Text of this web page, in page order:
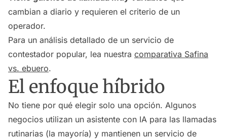
cambian a diario y requieren el criterio de un
operador.
Para un análisis detallado de un servicio de
contestador popular, lea nuestra comparativa Safina
vs. ebuero.
El enfoque híbrido
No tiene por qué elegir solo una opción. Algunos
negocios utilizan un asistente con IA para las llamadas
rutinarias (la mayoría) y mantienen un servicio de